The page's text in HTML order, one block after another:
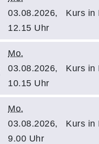
03.08.2026,
12.15 Uhr
Kurs in
Mo.
03.08.2026,
10.15 Uhr
Kurs in
Mo.
03.08.2026,
9.00 Uhr
Kurs in